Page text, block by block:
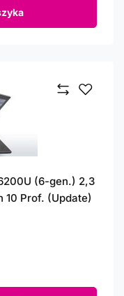
(6-gen.) 2,3
10 Prof. (Update)